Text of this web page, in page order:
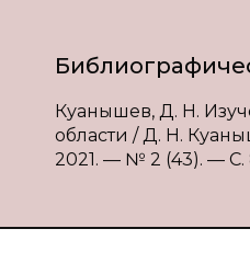
Куанышев, Д. Н.
области / Д. Н.
2021. — № 2 (43). — С.